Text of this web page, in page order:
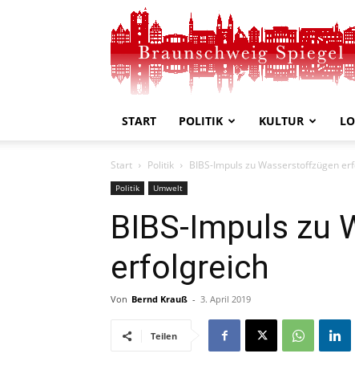
Spiegel
START POLITIK KULTUR
Start Politik BIBS-Impuls zu Wasserstoffzügen
Politik Umwelt
BIBS-Impuls zu
erfolgreich
Von Bernd Krauß - 3. April 2019
Teilen